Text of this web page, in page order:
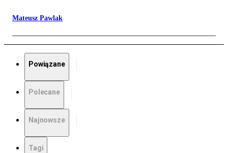
Mateusz Pawlak
Powiązane
Polecane
Najnowsze
Tagi